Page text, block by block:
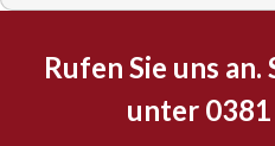
Rufen Sie uns
unter 0381